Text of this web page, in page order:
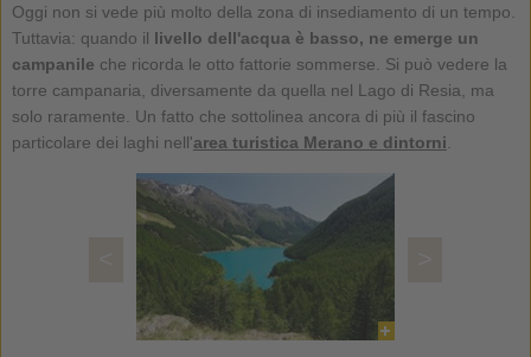
Oggi non si vede più molto della zona di insediamento di un tempo.
Tuttavia: quando il livello dell'acqua è basso, ne emerge un
campanile che ricorda le otto fattorie sommerse. Si può vedere la
torre campanaria, diversamente da quella nel Lago di Resia, ma
solo raramente. Un fatto che sottolinea ancora di più il fascino
particolare dei laghi nell'area turistica Merano e dintorni